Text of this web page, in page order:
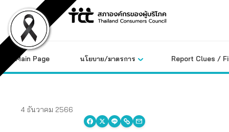
content
Main Page นโยบาย/มาตรการ Report Clues /
4 ธันวาคม 2566